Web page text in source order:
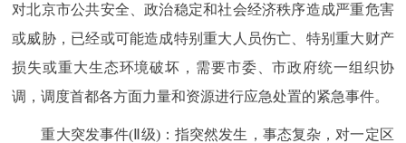
对北京市公共安全、政治稳定和社会经济秩序造成严重危害
或威胁，已经或可能造成特别重大人员伤亡、特别重大财产
损失或重大生态环境破坏，需要市委、市政府统一组织协
调，调度首都各方面力量和资源进行应急处置的紧急事件。
重大突发事件(Ⅱ级)：指突然发生，事态复杂，对一定区